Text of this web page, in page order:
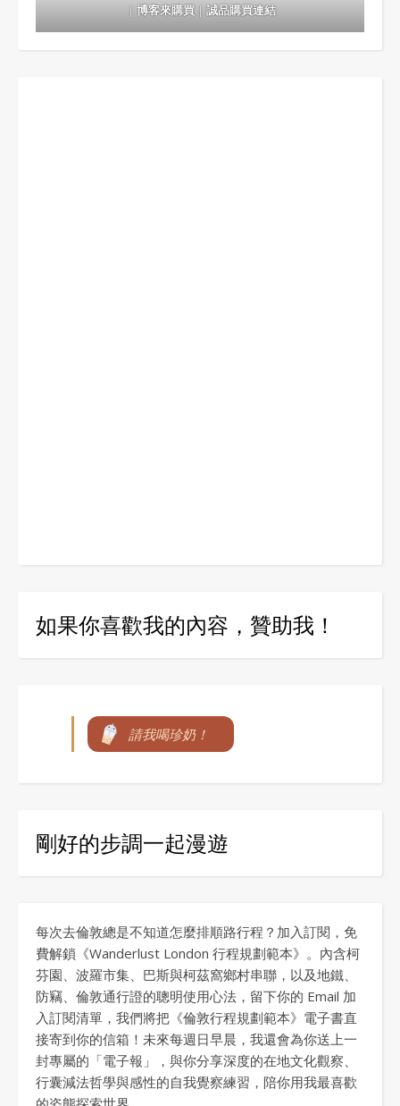
｜博客來購買｜誠品購買連結
如果你喜歡我的內容，贊助我！
請我喝珍奶！
剛好的步調一起漫遊
每次去倫敦總是不知道怎麼排順路行程？加入訂閱，免
費解鎖《Wanderlust London 行程規劃範本》。內含柯
芬園、波羅市集、巴斯與柯茲窩鄉村串聯，以及地鐵、
防竊、倫敦通行證的聰明使用心法，留下你的 Email 加
入訂閱清單，我們將把《倫敦行程規劃範本》電子書直
接寄到你的信箱！未來每週日早晨，我還會為你送上一
封專屬的「電子報」，與你分享深度的在地文化觀察、
行囊減法哲學與感性的自我覺察練習，陪你用我最喜歡